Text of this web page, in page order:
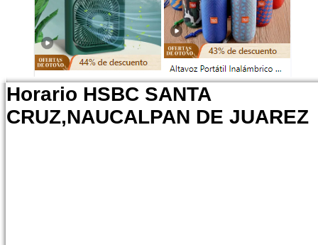
Horario HSBC SANTA
CRUZ,NAUCALPAN DE JUAREZ